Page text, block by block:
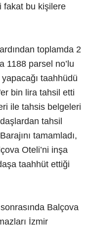
fakat bu kişilere
toplamda 2
1188 parsel no’lu
taahhüdü
bin lira tahsil etti
ile tahsis belgeleri
tahsil
tamamladı,
Oteli’ni inşa
taahhüt ettiği
Balçova
İzmir